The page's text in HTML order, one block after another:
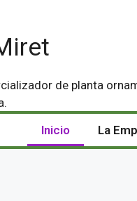
de planta
Inicio La